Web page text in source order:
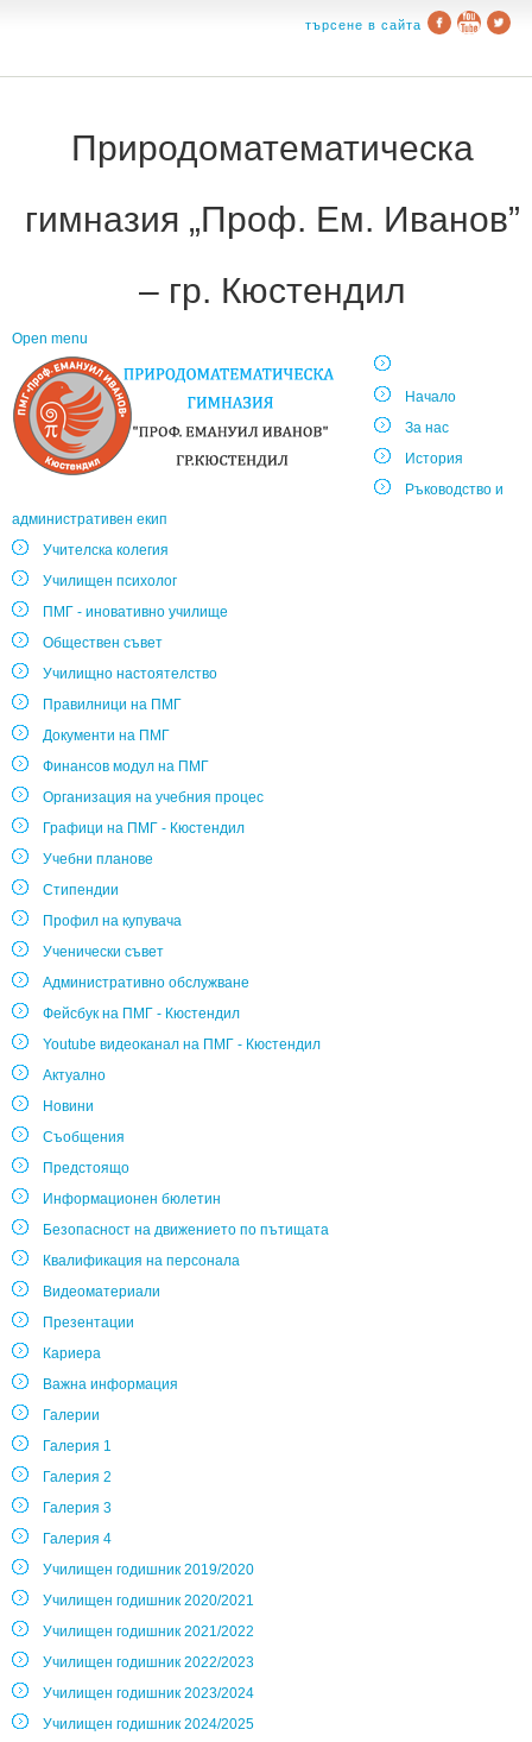
търсене в сайта
Природоматематическа
гимназия „Проф. Ем. Иванов”
– гр. Кюстендил
Open menu
Начало
За нас
История
Ръководство и
административен екип
Учителска колегия
Училищен психолог
ПМГ - иновативно училище
Обществен съвет
Училищно настоятелство
Правилници на ПМГ
Документи на ПМГ
Финансов модул на ПМГ
Организация на учебния процес
Графици на ПМГ - Кюстендил
Учебни планове
Стипендии
Профил на купувача
Ученически съвет
Административно обслужване
Фейсбук на ПМГ - Кюстендил
Youtube видеоканал на ПМГ - Кюстендил
Актуално
Новини
Съобщения
Предстоящо
Информационен бюлетин
Безопасност на движението по пътищата
Квалификация на персонала
Видеоматериали
Презентации
Кариера
Важна информация
Галерии
Галерия 1
Галерия 2
Галерия 3
Галерия 4
Училищен годишник 2019/2020
Училищен годишник 2020/2021
Училищен годишник 2021/2022
Училищен годишник 2022/2023
Училищен годишник 2023/2024
Училищен годишник 2024/2025